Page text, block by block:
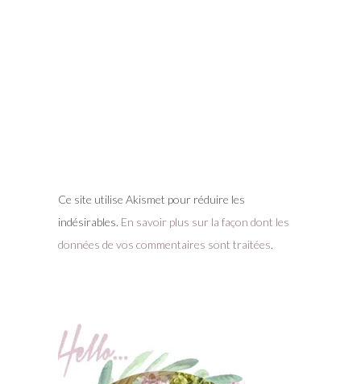
Ce site utilise Akismet pour réduire les
indésirables. En savoir plus sur la façon dont les
données de vos commentaires sont traitées.